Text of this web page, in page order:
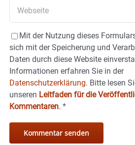
Mit der Nutzung dieses
sich mit der Speicherung und
Daten durch diese Website
Informationen erfahren Sie in der
Datenschutzerklärung. Bitte lesen
unseren Leitfaden für die
Kommentaren. *